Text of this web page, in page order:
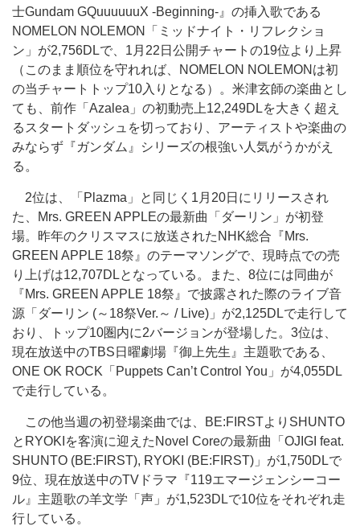
士Gundam GQuuuuuuX -Beginning-』の挿入歌である
NOMELON NOLEMON「ミッドナイト・リフレクショ
ン」が2,756DLで、1月22日公開チャートの19位より上昇
（このまま順位を守れれば、NOMELON NOLEMONは初
の当チャートトップ10入りとなる）。米津玄師の楽曲とし
ても、前作「Azalea」の初動売上12,249DLを大きく超え
るスタートダッシュを切っており、アーティストや楽曲の
みならず『ガンダム』シリーズの根強い人気がうかがえ
る。
2位は、「Plazma」と同じく1月20日にリリースされ
た、Mrs. GREEN APPLEの最新曲「ダーリン」が初登
場。昨年のクリスマスに放送されたNHK総合『Mrs.
GREEN APPLE 18祭』のテーマソングで、現時点での売
り上げは12,707DLとなっている。また、8位には同曲が
『Mrs. GREEN APPLE 18祭』で披露された際のライブ音
源「ダーリン (～18祭Ver.～ / Live)」が2,125DLで走行して
おり、トップ10圏内に2バージョンが登場した。3位は、
現在放送中のTBS日曜劇場『御上先生』主題歌である、
ONE OK ROCK「Puppets Can’t Control You」が4,055DL
で走行している。
この他当週の初登場楽曲では、BE:FIRSTよりSHUNTO
とRYOKIを客演に迎えたNovel Coreの最新曲「OJIGI feat.
SHUNTO (BE:FIRST), RYOKI (BE:FIRST)」が1,750DLで
9位、現在放送中のTVドラマ『119エマージェンシーコー
ル』主題歌の羊文学「声」が1,523DLで10位をそれぞれ走
行している。